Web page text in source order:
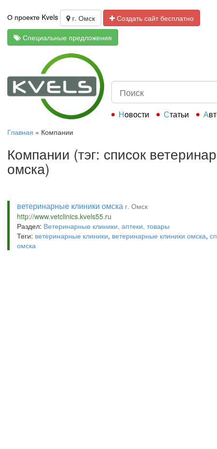
О проекте Kvels г. Омск
Создать сайт бесплатно
Специальные предложения
Новости Статьи
Главная » Компании
Компании (тэг: список
омска)
ветеринарные клиники омска г. Омск
http://www.vetclinics.kvels55.ru
Раздел: Ветеринарные клиники, аптеки, товары
Теги: ветеринарные клиники, ветеринарные клиники омска,
омска